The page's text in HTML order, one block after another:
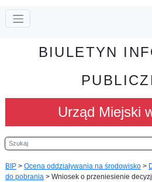
BIULETYN
Urząd Miejski
Szukaj
BIP > Ocena oddziaływania na środowisko >
do pobrania > Wniosek o przeniesienie